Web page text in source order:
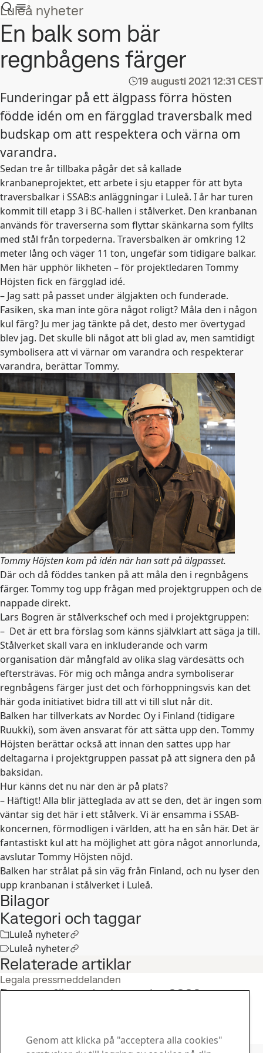
Luleå nyheter
En balk som bär
regnbågens färger
19 augusti 2021 12:31 CEST
Funderingar på ett älgpass förra hösten
födde idén om en färgglad traversbalk med
budskap om att respektera och värna om
varandra.
Sedan tre år tillbaka pågår det så kallade
kranbaneprojektet, ett arbete i sju etapper för att byta
traversbalkar i SSAB:s anläggningar i Luleå. I år har turen
kommit till etapp 3 i BC-hallen i stålverket. Den kranbanan
används för traverserna som flyttar skänkarna som fyllts
med stål från torpederna. Traversbalken är omkring 12
meter lång och väger 11 ton, ungefär som tidigare balkar.
Men här upphör likheten – för projektledaren Tommy
Höjsten fick en färgglad idé.
– Jag satt på passet under älgjakten och funderade.
Fasiken, ska man inte göra något roligt? Måla den i någon
kul färg? Ju mer jag tänkte på det, desto mer övertygad
blev jag. Det skulle bli något att bli glad av, men samtidigt
symbolisera att vi värnar om varandra och respekterar
varandra, berättar Tommy.
Tommy Höjsten kom på idén när han satt på älgpasset.
Där och då föddes tanken på att måla den i regnbågens
färger. Tommy tog upp frågan med projektgruppen och de
nappade direkt.
Lars Bogren är stålverkschef och med i projektgruppen:
– Det är ett bra förslag som känns självklart att säga ja till.
Stålverket skall vara en inkluderande och varm
organisation där mångfald av olika slag värdesätts och
eftersträvas. För mig och många andra symboliserar
regnbågens färger just det och förhoppningsvis kan det
här goda initiativet bidra till att vi till slut når dit.
Balken har tillverkats av Nordec Oy i Finland (tidigare
Ruukki), som även ansvarat för att sätta upp den. Tommy
Höjsten berättar också att innan den sattes upp har
deltagarna i projektgruppen passat på att signera den på
baksidan.
Hur känns det nu när den är på plats?
– Häftigt! Alla blir jätteglada av att se den, det är ingen som
väntar sig det här i ett stålverk. Vi är ensamma i SSAB-
koncernen, förmodligen i världen, att ha en sån här. Det är
fantastiskt kul att ha möjlighet att göra något annorlunda,
avslutar Tommy Höjsten nöjd.
Balken har strålat på sin väg från Finland, och nu lyser den
upp kranbanan i stålverket i Luleå.
Bilagor
Kategori och taggar
Luleå nyheter
Luleå nyheter
Relaterade artiklar
Legala pressmeddelanden
Rapport för andra kvartalet 2026
Genom att klicka på "acceptera alla cookies"